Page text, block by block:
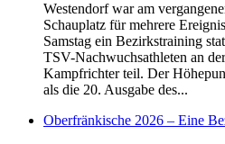
Westendorf war am
Schauplatz für mehrere
Samstag ein Bezirkstraining
TSV-Nachwuchsathleten an
Kampfrichter teil. Der
als die 20. Ausgabe des...
Oberfränkische 2026 – Eine